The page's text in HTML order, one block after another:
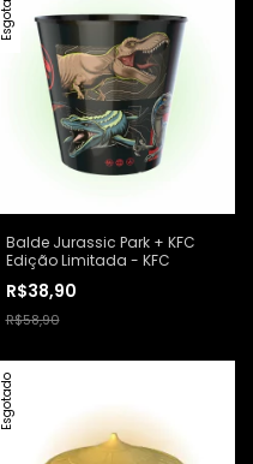
Esgotado
Balde Jurassic Park + KFC
Edição Limitada - KFC
R$38,90
R$58,90
Esgotado